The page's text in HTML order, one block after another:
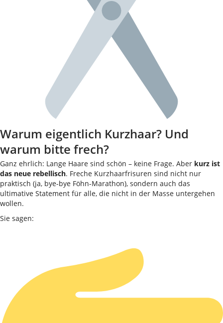
Warum eigentlich Kurzhaar? Und
warum bitte frech?
Ganz ehrlich: Lange Haare sind schön – keine Frage. Aber kurz ist
das neue rebellisch. Freche Kurzhaarfrisuren sind nicht nur
praktisch (ja, bye-bye Föhn-Marathon), sondern auch das
ultimative Statement für alle, die nicht in der Masse untergehen
wollen.
Sie sagen: